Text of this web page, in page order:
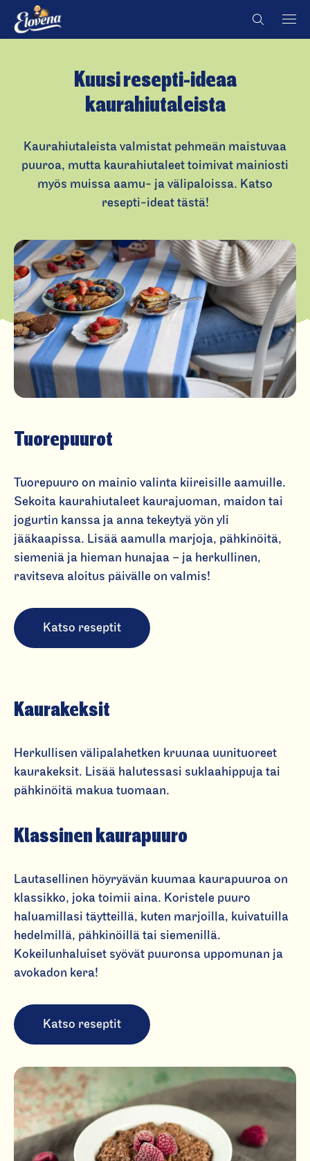
Hyppää
sisältöön
Country
Country
Kuusi resepti-ideaa
kaurahiutaleista
Kaurahiutaleista valmistat pehmeän maistuvaa
puuroa, mutta kaurahiutaleet toimivat mainiosti
myös muissa aamu- ja välipaloissa. Katso
resepti-ideat tästä!
Tuorepuurot
Tuorepuuro on mainio valinta kiireisille aamuille.
Sekoita kaurahiutaleet kaurajuoman, maidon tai
jogurtin kanssa ja anna tekeytyä yön yli
jääkaapissa. Lisää aamulla marjoja, pähkinöitä,
siemeniä ja hieman hunajaa – ja herkullinen,
ravitseva aloitus päivälle on valmis!
Katso reseptit
Kaurakeksit
Herkullisen välipalahetken kruunaa uunituoreet
kaurakeksit. Lisää halutessasi suklaahippuja tai
pähkinöitä makua tuomaan.
Klassinen kaurapuuro
Lautasellinen höyryävän kuumaa kaurapuuroa on
klassikko, joka toimii aina. Koristele puuro
haluamillasi täytteillä, kuten marjoilla, kuivatuilla
hedelmillä, pähkinöillä tai siemenillä.
Kokeilunhaluiset syövät puuronsa uppomunan ja
avokadon kera!
Katso reseptit